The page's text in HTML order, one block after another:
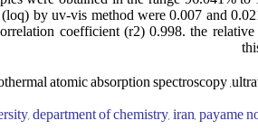
by uv-vis method were 0.007 and
coefficient (r2) 0.998. the
atomic absorption spectroscopy
department of chemistry, iran, payame